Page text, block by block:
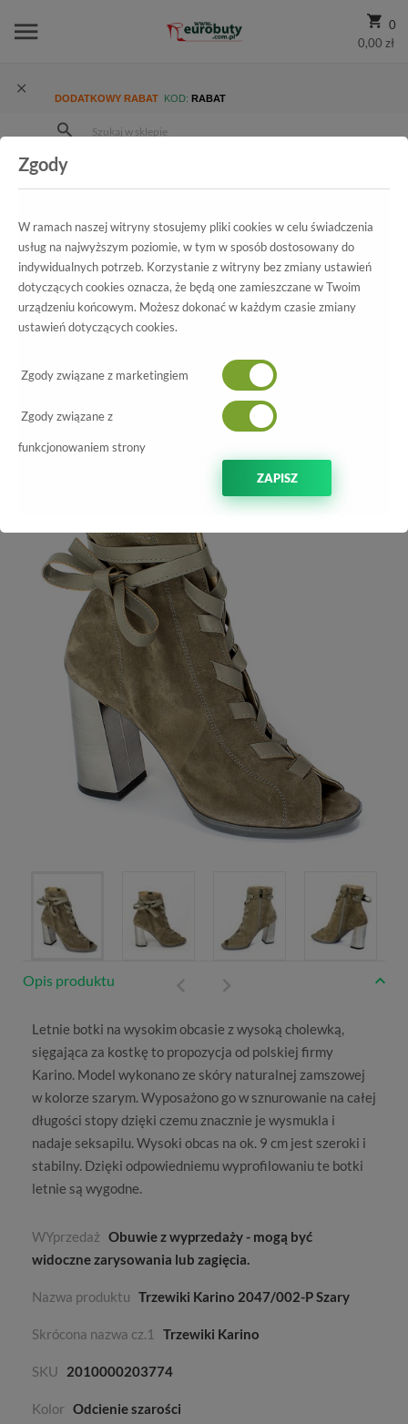
0
0,00 zł
DODATKOWY RABAT KOD: RABAT
Kolekcja damska
Trzewiki i Botki
Wszystkie produkty
2047/002-P Szary
Opis produktu
Letnie botki na wysokim obcasie z wysoką cholewką,
sięgająca za kostkę to propozycja od polskiej firmy
Karino. Model wykonano ze skóry naturalnej zamszowej
w kolorze szarym. Wyposażono go w sznurowanie na całej
długości stopy dzięki czemu znacznie je wysmukla i
nadaje seksapilu. Wysoki obcas na ok. 9 cm jest szeroki i
stabilny. Dzięki odpowiedniemu wyprofilowaniu te botki
letnie są wygodne.
WYprzedaż Obuwie z wyprzedaży - mogą być
widoczne zarysowania lub zagięcia.
Nazwa produktu Trzewiki Karino 2047/002-P Szary
Skrócona nazwa cz.1 Trzewiki Karino
SKU 2010000203774
Kolor Odcienie szarości
Zgody
W ramach naszej witryny stosujemy pliki cookies w celu świadczenia
usług na najwyższym poziomie, w tym w sposób dostosowany do
indywidualnych potrzeb. Korzystanie z witryny bez zmiany ustawień
dotyczących cookies oznacza, że będą one zamieszczane w Twoim
urządzeniu końcowym. Możesz dokonać w każdym czasie zmiany
ustawień dotyczących cookies.
Zgody związane z marketingiem
Zgody związane z
funkcjonowaniem strony
ZAPISZ